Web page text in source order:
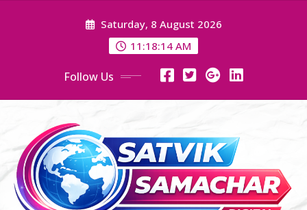
Saturday, 8 August 2026
11:18:15 AM
Follow Us